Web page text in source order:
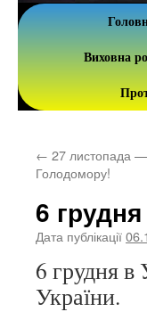
Виховна
← 27 листопада —
Голодомору!
6
Дата публікації
6 грудня в
України.